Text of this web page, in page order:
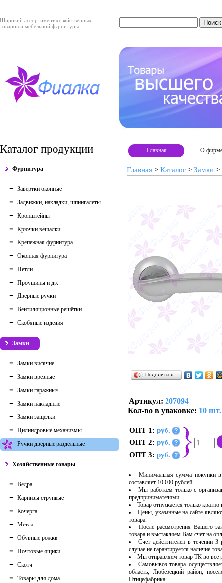
Широкий ассортимент хозяйственных
товаров и мебельной фурнитуры
Каталог продукции
Фурнитура
Завертки оконные
Задвижки, накладки, шпингалеты
Кронштейны
Крючки вешалки
Крепежная фурнитура
Оконная фурнитура
Петли
Проушины и др.
Дверные ручки
Вентиляционные решётки
Скобяные изделия
Замки
Замки висячие
Замки врезные
Замки гаражные
Замки накладные
Замки защелки
Цилиндровые механизмы
Ручки дверные раздельные
Хозяйственные товары
Ведра
Карнизы струнные
Кочерга
Метла
Обувные рожки
Почтовые ящики
Скотч
Товары для дома
Главная О фирме
Главная > Каталог > Замки >
Поделиться…
Артикул: 207094
Кол-во в упаковке: 10 шт.
ОПТ 1: руб. ?
ОПТ 2: руб. ?
ОПТ 3: руб. ?
Минимальная сумма покупки в
составляет 10 000 рублей.
Мы работаем только с
предпринимателями.
Товар отпускается только
Цены, указанные на сайте
товара.
После рассмотрения Вашего
товара и выставляем Вам счет на
Счет действителен в течении
случае не гарантируется наличие
Мы отправляем товар ТК во
Самовывоз товара
область, Люберецкий район,
Птицефабрика.